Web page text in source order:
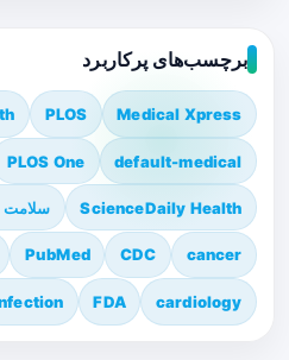
برچسب‌های پرکاربرد
Medical Xpress
PLOS
default-medical
PLOS One
ScienceDaily Health
cancer
CDC
PubMed
cardiology
FDA